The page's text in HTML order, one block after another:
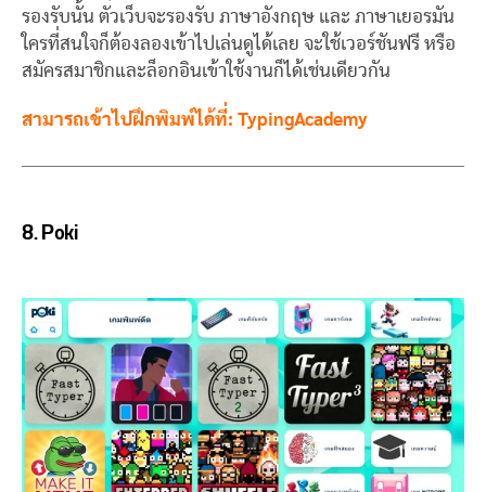
รองรับนั้น ตัวเว็บจะรองรับ ภาษาอังกฤษ และ ภาษาเยอรมัน
ใครที่สนใจก็ต้องลองเข้าไปเล่นดูได้เลย จะใช้เวอร์ชันฟรี หรือ
สมัครสมาชิกและล็อกอินเข้าใช้งานก็ได้เช่นเดียวกัน
สามารถเข้าไปฝึกพิมพ์ได้ที่: TypingAcademy
8.Poki